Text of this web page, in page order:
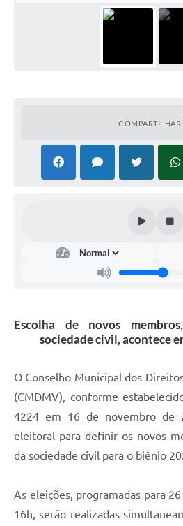
Sistema de Protocolo
Contratos
Carta de Serviços
Contas Públicas
Legislação
Links Úteis
COMPARTILHAR
Escolha de novos
sociedade civil, acontece
O Conselho Municipal dos
(CMDMV), conforme
4224 em 16 de novembro de
eleitoral para definir os novos
da sociedade civil para o biênio
As eleições, programadas para
16h, serão realizadas